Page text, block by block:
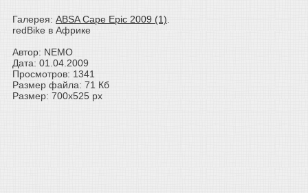
Галерея: ABSA Cape Epic 2009 (1)
redBike в Африке
Автор: NEMO
Дата: 01.04.2009
Просмотров: 1341
Размер файла: 71 Кб
Размер: 700x525 px